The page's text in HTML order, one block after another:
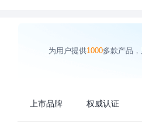
为用户提供1000多款产品
上市品牌 权威认证